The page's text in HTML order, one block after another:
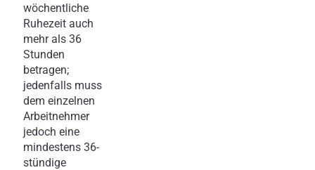
wöchentliche
Ruhezeit auch
mehr als 36
Stunden
betragen;
jedenfalls muss
dem einzelnen
Arbeitnehmer
jedoch eine
mindestens 36-
stündige